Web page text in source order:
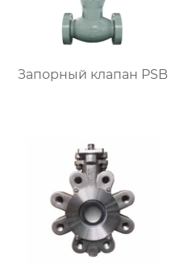
Запорный клапан PSB